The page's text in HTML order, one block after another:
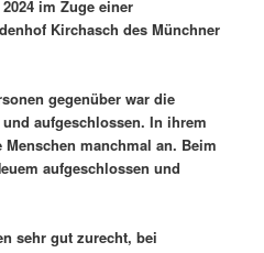
im Zuge einer
Kirchasch des Münchner
gegenüber war die
aufgeschlossen. In ihrem
manchmal an. Beim
aufgeschlossen und
sehr gut zurecht, bei